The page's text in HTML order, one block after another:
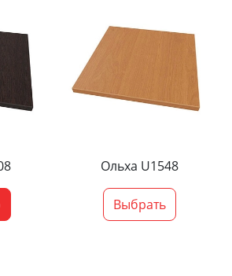
Ольха U1548
Выбрать